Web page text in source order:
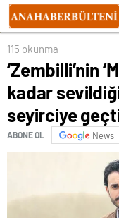
115 okunma
‘Zembilli’nin
kadar
seyirciye
ABONE OL News